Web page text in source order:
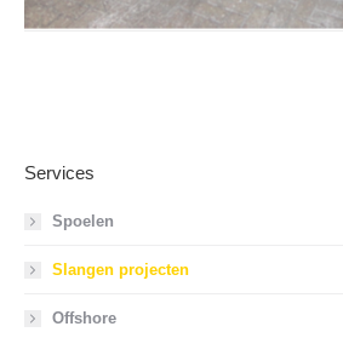
Services
Spoelen
Slangen projecten
Offshore